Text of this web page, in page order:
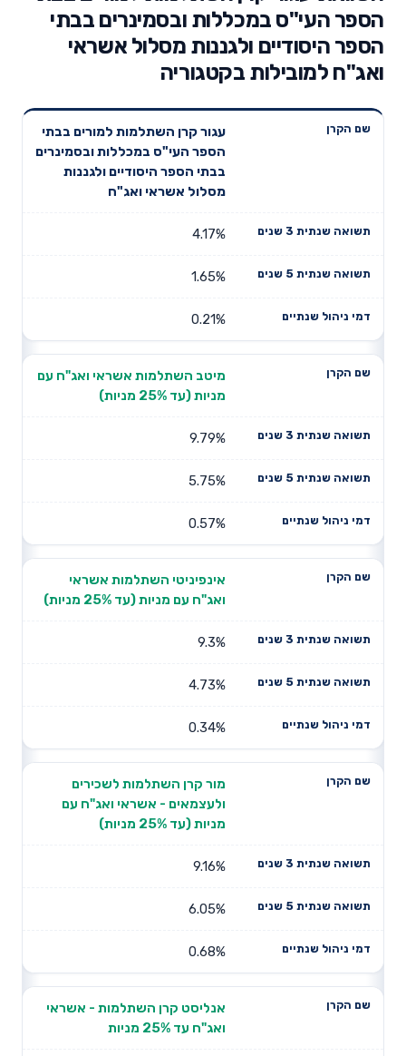
הספר העי"ס במכללות ובסמינרים בבתי
הספר היסודיים ולגננות מסלול אשראי
ואג"ח למובילות בקטגוריה
שנתית 3
תשואה
שנתית 5
שנים
דמי ניהול
שנתיים
עגור קרן השתלמות למורים בבתי
הספר העי"ס במכללות ובסמינרים
בבתי הספר היסודיים ולגננות
מסלול אשראי ואג"ח
4.17%
1.65%
0.21%
מיטב השתלמות אשראי ואג"ח עם
מניות (עד 25% מניות)
9.79%
5.75%
0.57%
אינפיניטי השתלמות אשראי
ואג"ח עם מניות (עד 25% מניות)
9.3%
4.73%
0.34%
מור קרן השתלמות לשכירים
ולעצמאים - אשראי ואג"ח עם
מניות (עד 25% מניות)
9.16%
6.05%
0.68%
אנליסט קרן השתלמות - אשראי
ואג"ח עד 25% מניות